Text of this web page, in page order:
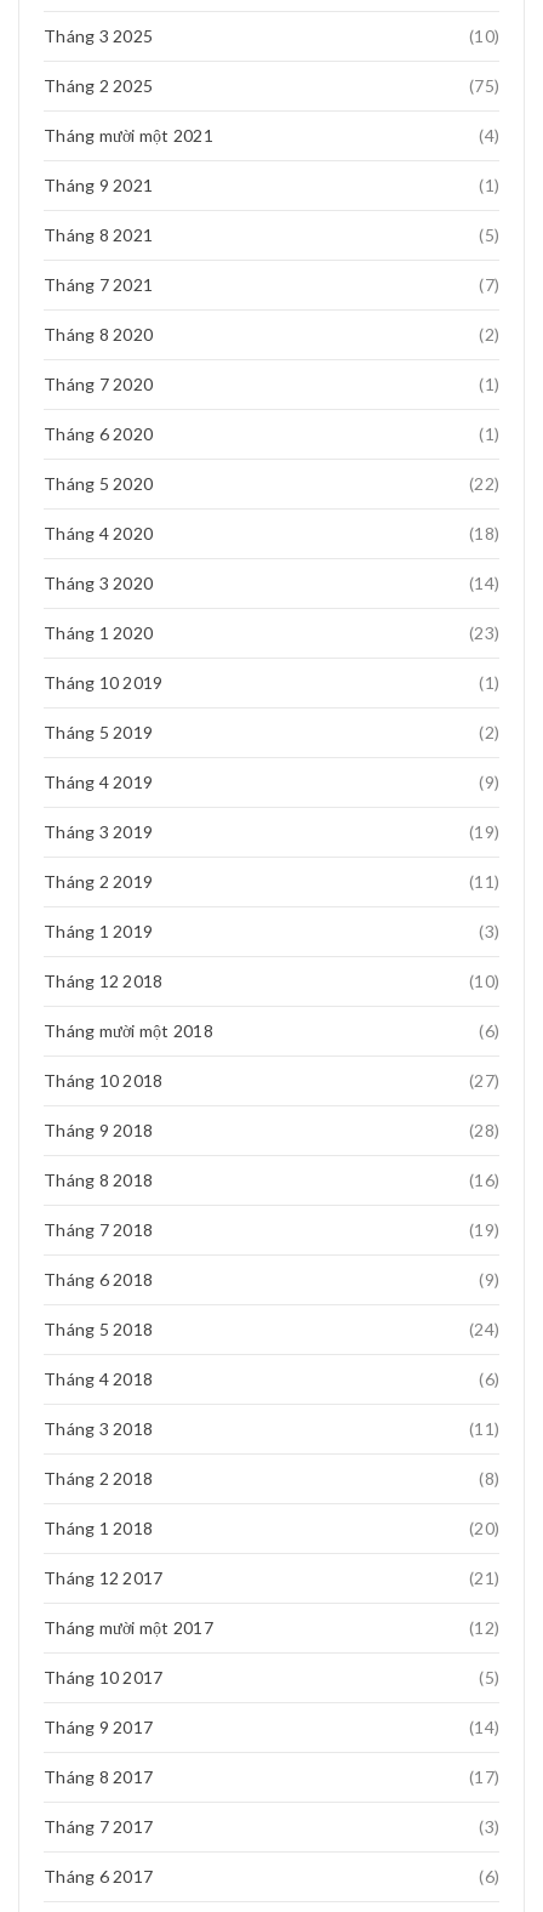
Tháng 3 2025 (10)
Tháng 2 2025 (75)
Tháng mười một 2021 (4)
Tháng 9 2021 (1)
Tháng 8 2021 (5)
Tháng 7 2021 (7)
Tháng 8 2020 (2)
Tháng 7 2020 (1)
Tháng 6 2020 (1)
Tháng 5 2020 (22)
Tháng 4 2020 (18)
Tháng 3 2020 (14)
Tháng 1 2020 (23)
Tháng 10 2019 (1)
Tháng 5 2019 (2)
Tháng 4 2019 (9)
Tháng 3 2019 (19)
Tháng 2 2019 (11)
Tháng 1 2019 (3)
Tháng 12 2018 (10)
Tháng mười một 2018 (6)
Tháng 10 2018 (27)
Tháng 9 2018 (28)
Tháng 8 2018 (16)
Tháng 7 2018 (19)
Tháng 6 2018 (9)
Tháng 5 2018 (24)
Tháng 4 2018 (6)
Tháng 3 2018 (11)
Tháng 2 2018 (8)
Tháng 1 2018 (20)
Tháng 12 2017 (21)
Tháng mười một 2017 (12)
Tháng 10 2017 (5)
Tháng 9 2017 (14)
Tháng 8 2017 (17)
Tháng 7 2017 (3)
Tháng 6 2017 (6)